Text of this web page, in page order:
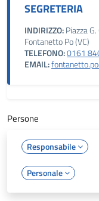
SEGRETERIA
INDIRIZZO:Piazza
Fontanetto Po (VC)
TELEFONO:0161
EMAIL:
Persone
Responsabile
Personale